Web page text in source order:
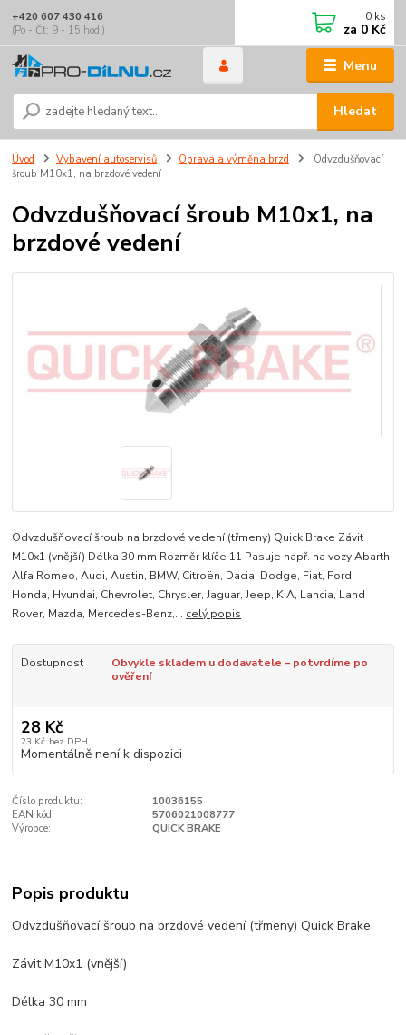
Menu
Hledat
+420 607 430 416
(Po - Čt: 9 - 15 hod.)
0 ks
za 0 Kč
Úvod Vybavení autoservisů Oprava a výměna brzd
Odvzdušňovací
šroub M10x1, na brzdové vedení
Odvzdušňovací šroub M10x1, na
brzdové vedení
Odvzdušňovací šroub na brzdové vedení (třmeny) Quick Brake Závit
M10x1 (vnější) Délka 30 mm Rozměr klíče 11 Pasuje např. na vozy Abarth,
Alfa Romeo, Audi, Austin, BMW, Citroën, Dacia, Dodge, Fiat, Ford,
Honda, Hyundai, Chevrolet, Chrysler, Jaguar, Jeep, KIA, Lancia, Land
Rover, Mazda, Mercedes-Benz,... celý popis
Dostupnost
Obvykle skladem u dodavatele – potvrdíme po
ověření
28 Kč
23 Kč bez DPH
Momentálně není k dispozici
Číslo produktu:
10036155
EAN kód:
5706021008777
Výrobce:
QUICK BRAKE
Popis produktu
Odvzdušňovací šroub na brzdové vedení (třmeny) Quick Brake
Závit M10x1 (vnější)
Délka 30 mm